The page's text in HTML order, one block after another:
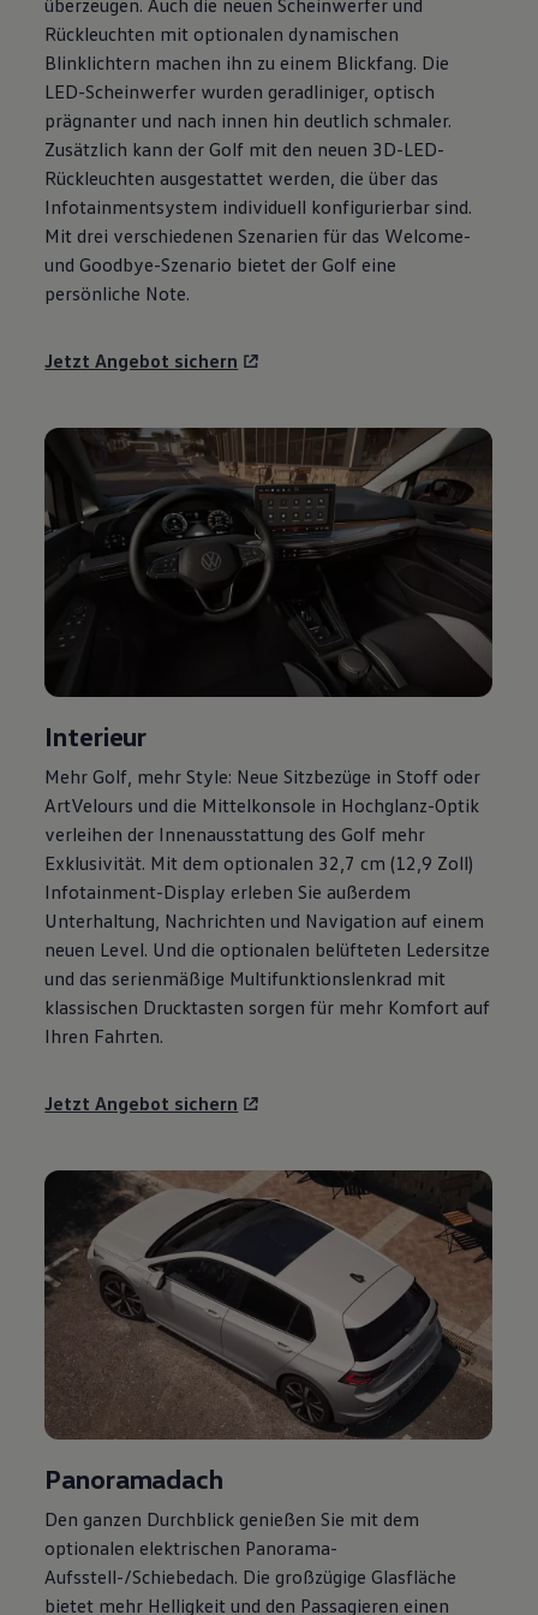
Motorenöl und Flüssigkeiten
Räder und Reifen
Pannen- und Unfallhilfe
Economy Service
Volkswagen Teile
Zubehör
Modellspezifisches Zubehör
Schutz und Pflege
Transport
Entertainment und Elektronik
Individualisieren
Wallbox und Ladekabel
Digitale Extras
Dienste für Ihr Modell finden
Updates für Software, Karten und Radio
Kundeninformationen
Volkswagen Kundenbetreuung
Warn- und Kontrollleuchten
Assistenzsysteme
Digitale Betriebsanleitung
Live Beratung
Magazin
Lifestyle
Transport
Pannen- und Unfallhilfe
Rückleuchten mit optionalen dynamischen
Blinklichtern machen ihn zu einem Blickfang. Die
LED-Scheinwerfer wurden geradliniger, optisch
prägnanter und nach innen hin deutlich schmaler.
Zusätzlich kann der Golf mit den neuen 3D-LED-
Rückleuchten ausgestattet werden, die über das
Infotainmentsystem individuell konfigurierbar sind.
Mit drei verschiedenen Szenarien für das Welcome-
und Goodbye-Szenario bietet der Golf eine
persönliche Note.
Jetzt Angebot sichern
Interieur
Mehr Golf , mehr Style: Neue Sitzbezüge in Stoff oder
ArtVelours und die Mittelkonsole in Hochglanz-Optik
verleihen der Innenausstattung des Golf mehr
Exklusivität. Mit dem optionalen 32,7 cm (12,9 Zoll)
Infotainment-Display erleben Sie außerdem
Unterhaltung, Nachrichten und Navigation auf einem
neuen Level. Und die optionalen belüfteten Ledersitze
und das serienmäßige Multifunktionslenkrad mit
klassischen Drucktasten sorgen für mehr Komfort auf
Ihren Fahrten.
Jetzt Angebot sichern
Panoramadach
Den ganzen Durchblick genießen Sie mit dem
optionalen elektrischen Panorama-
Aufsstell-/Schiebedach. Die großzügige Glasfläche
bietet mehr Helligkeit und den Passagieren einen